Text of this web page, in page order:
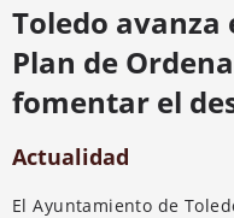
Toledo avanza
Plan de
fomentar el
Actualidad
El Ayuntamiento de